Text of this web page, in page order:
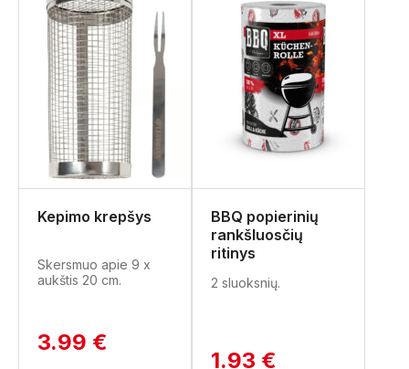
Kepimo krepšys
Skersmuo apie 9 x
aukštis 20 cm.
3.99 €
BBQ popierinių
rankšluosčių
ritinys
2 sluoksnių.
1.93 €